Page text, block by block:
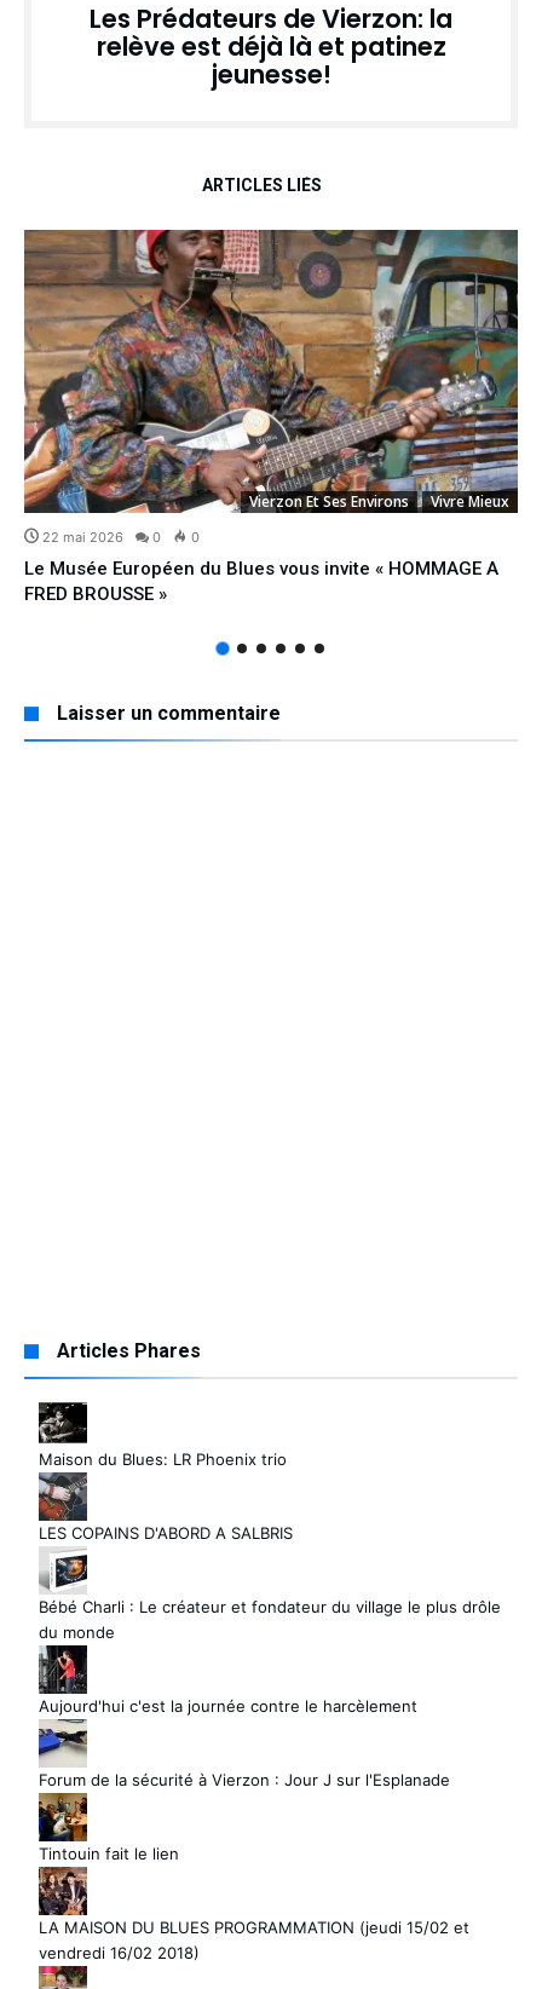
Les Prédateurs de Vierzon: la
relève est déjà là et patinez
jeunesse!
ARTICLES LIÉS
Vierzon Et Ses Environs Vivre Mieux
22 mai 2026 0 0
Le Musée Européen du Blues vous invite « HOMMAGE A
FRED BROUSSE »
Laisser un commentaire
Articles Phares
Maison du Blues: LR Phoenix trio
LES COPAINS D'ABORD A SALBRIS
Bébé Charli : Le créateur et fondateur du village le plus drôle
du monde
Aujourd'hui c'est la journée contre le harcèlement
Forum de la sécurité à Vierzon : Jour J sur l'Esplanade
Tintouin fait le lien
LA MAISON DU BLUES PROGRAMMATION (jeudi 15/02 et
vendredi 16/02 2018)